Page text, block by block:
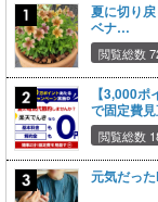
夏に切り
ベナ…
閲覧総数
【3,000
で固定費
閲覧総数
元気だっ